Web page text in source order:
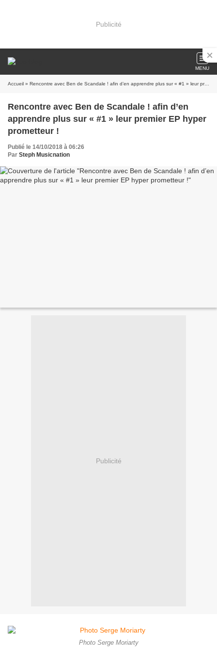
Publicité
MENU
Accueil » Rencontre avec Ben de Scandale ! afin d’en apprendre plus sur « #1 » leur premier EP hyper prometteur !
Rencontre avec Ben de Scandale ! afin d’en
apprendre plus sur « #1 » leur premier EP hyper
prometteur !
Publié le 14/10/2018 à 06:26
Par Steph Musicnation
Publicité
Photo Serge Moriarty